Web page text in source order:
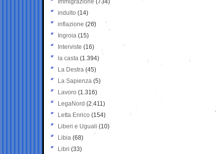
Immigrazione (734)
indulto (14)
inflazione (26)
Ingroia (15)
Interviste (16)
la casta (1.394)
La Destra (45)
La Sapienza (5)
Lavoro (1.316)
LegaNord (2.411)
Letta Enrico (154)
Liberi e Uguali (10)
Libia (68)
Libri (33)